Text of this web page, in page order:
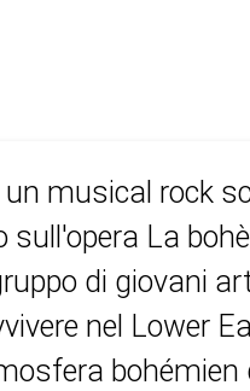
un musical rock
sull'opera La
di giovani
nel Lower